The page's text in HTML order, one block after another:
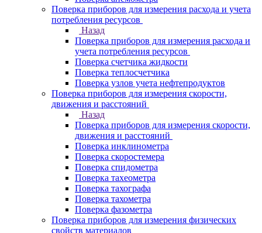
Поверка приборов для измерения расхода и учета
потребления ресурсов
Назад
Поверка приборов для измерения расхода и
учета потребления ресурсов
Поверка счетчика жидкости
Поверка теплосчетчика
Поверка узлов учета нефтепродуктов
Поверка приборов для измерения скорости,
движения и расстояний
Назад
Поверка приборов для измерения скорости,
движения и расстояний
Поверка инклинометра
Поверка скоростемера
Поверка спидометра
Поверка тахеометра
Поверка тахографа
Поверка тахометра
Поверка фазометра
Поверка приборов для измерения физических
свойств материалов